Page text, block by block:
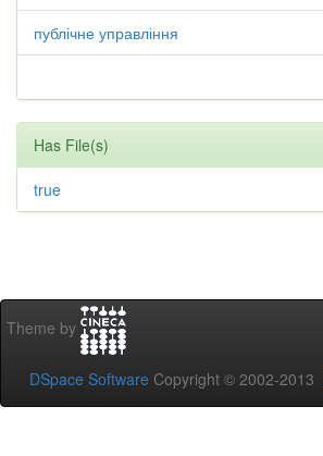
публічне управління
Has File(s)
true
Theme by
DSpace Software Copyright © 2002-2013